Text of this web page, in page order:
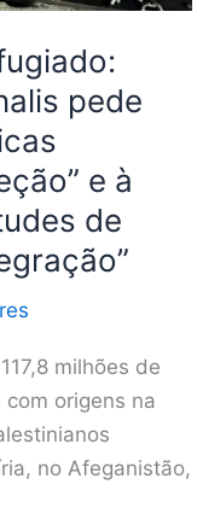
pede
e à
de
milhões de
origens na
no Afeganistão,